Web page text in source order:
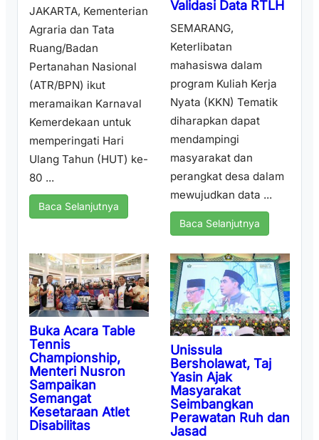
JAKARTA, Kementerian
Agraria dan Tata
Ruang/Badan
Pertanahan Nasional
(ATR/BPN) ikut
meramaikan Karnaval
Kemerdekaan untuk
memperingati Hari
Ulang Tahun (HUT) ke-
80 ...
Baca Selanjutnya
Validasi Data RTLH
SEMARANG,
Keterlibatan
mahasiswa dalam
program Kuliah Kerja
Nyata (KKN) Tematik
diharapkan dapat
mendampingi
masyarakat dan
perangkat desa dalam
mewujudkan data ...
Baca Selanjutnya
Buka Acara Table
Tennis
Championship,
Menteri Nusron
Sampaikan
Semangat
Kesetaraan Atlet
Disabilitas
Unissula
Bersholawat, Taj
Yasin Ajak
Masyarakat
Seimbangkan
Perawatan Ruh dan
Jasad